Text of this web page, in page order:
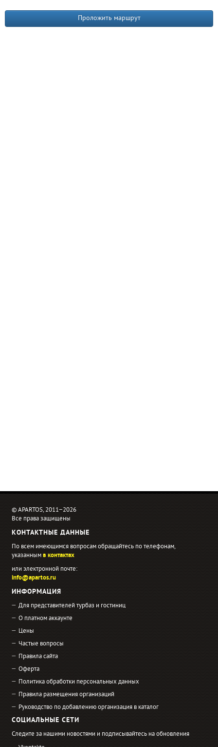
Проложить маршрут
© APARTOS, 2011−2026
Все права защищены
КОНТАКТНЫЕ ДАННЫЕ
По всем имеющимся вопросам обращайтесь по телефонам,
указаннымв контактах
или электронной почте:
info@apartos.ru
ИНФОРМАЦИЯ
Для представителей турбаз и гостиниц
О платном аккаунте
Цены
Частые вопросы
Правила сайта
Оферта
Политика обработки персональных данных
Правила размещения организаций
Руководство по добавлению организация в каталог
СОЦИАЛЬНЫЕ СЕТИ
Следите за нашими новостями и подписывайтесь на обновления